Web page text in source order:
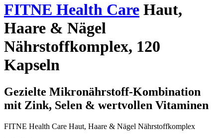
FITNE Health Care Haut,
Haare & Nägel
Nährstoffkomplex, 120
Kapseln
Gezielte Mikronährstoff-Kombination
mit Zink, Selen & wertvollen Vitaminen
FITNE Health Care Haut, Haare & Nägel Nährstoffkomplex